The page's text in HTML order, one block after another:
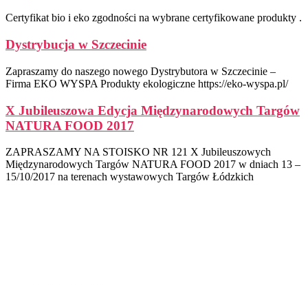
Certyfikat bio i eko zgodności na wybrane certyfikowane produkty .
Dystrybucja w Szczecinie
Zapraszamy do naszego nowego Dystrybutora w Szczecinie –
Firma EKO WYSPA Produkty ekologiczne https://eko-wyspa.pl/
X Jubileuszowa Edycja Międzynarodowych Targów
NATURA FOOD 2017
ZAPRASZAMY NA STOISKO NR 121 X Jubileuszowych
Międzynarodowych Targów NATURA FOOD 2017 w dniach 13 –
15/10/2017 na terenach wystawowych Targów Łódzkich